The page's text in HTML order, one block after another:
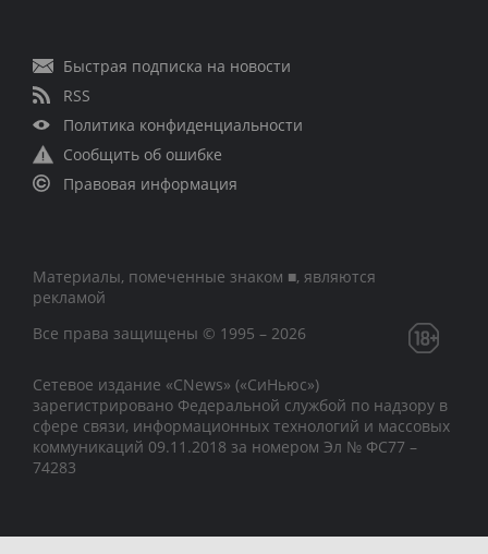
Быстрая подписка на новости
RSS
Политика конфиденциальности
Сообщить об ошибке
Правовая информация
Материалы, помеченные знаком ■, являются
рекламой
Все права защищены © 1995 – 2026
Сетевое издание «CNews» («СиНьюс»)
зарегистрировано Федеральной службой по надзору в
сфере связи, информационных технологий и массовых
коммуникаций 09.11.2018 за номером Эл № ФС77 –
74283